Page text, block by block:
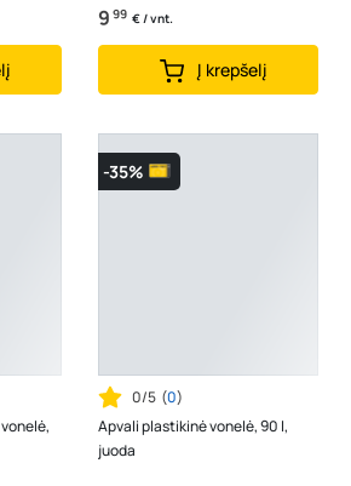
9 99 € / vnt.
Į krepšelį
-35%
0/5 (0)
Apvali plastikinė vonelė, 90 l,
juoda